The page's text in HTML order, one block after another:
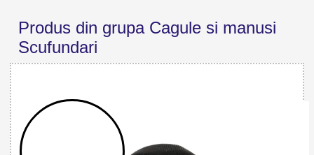
Produs din grupa Cagule si manusi
Scufundari